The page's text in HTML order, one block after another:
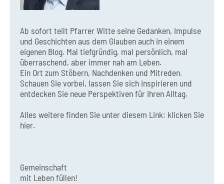
Ab sofort teilt Pfarrer Witte seine Gedanken, Impulse
und Geschichten aus dem Glauben auch in einem
eigenen Blog. Mal tiefgründig, mal persönlich, mal
überraschend, aber immer nah am Leben.
Ein Ort zum Stöbern, Nachdenken und Mitreden.
Schauen Sie vorbei, lassen Sie sich inspirieren und
entdecken Sie neue Perspektiven für Ihren Alltag.
Alles weitere finden Sie unter diesem Link: klicken Sie
hier.
Gemeinschaft
mit Leben füllen!